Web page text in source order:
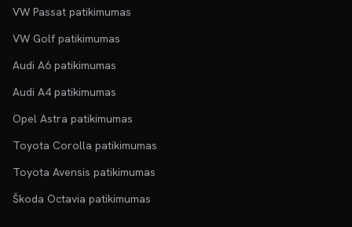
VW Passat patikimumas
VW Golf patikimumas
Audi A6 patikimumas
Audi A4 patikimumas
Opel Astra patikimumas
Toyota Corolla patikimumas
Toyota Avensis patikimumas
Škoda Octavia patikimumas